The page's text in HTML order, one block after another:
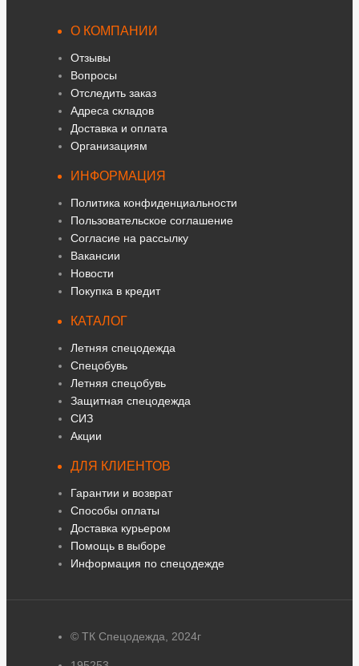
О КОМПАНИИ
Отзывы
Вопросы
Отследить заказ
Адреса складов
Доставка и оплата
Организациям
ИНФОРМАЦИЯ
Политика конфиденциальности
Пользовательское соглашение
Согласие на рассылку
Вакансии
Новости
Покупка в кредит
КАТАЛОГ
Летняя спецодежда
Спецобувь
Летняя спецобувь
Защитная спецодежда
СИЗ
Акции
ДЛЯ КЛИЕНТОВ
Гарантии и возврат
Способы оплаты
Доставка курьером
Помощь в выборе
Информация по спецодежде
© ТК Спецодежда, 2024г